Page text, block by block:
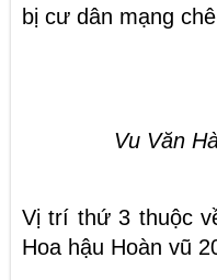
bị cư dân mạng
Vu Văn
Vị trí thứ 3 thuộc
Hoa hậu Hoàn vũ